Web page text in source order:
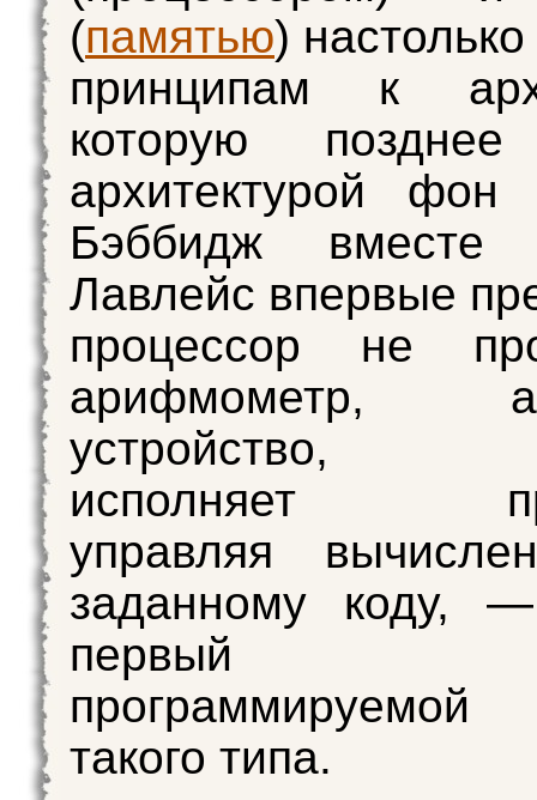
(памятью)
принципам к
которую позднее
архитектурой фон
Бэббидж
Лавлейс впервые
процессор не
устройство,
исполняет
управляя
заданному коду,
первый
такого типа.